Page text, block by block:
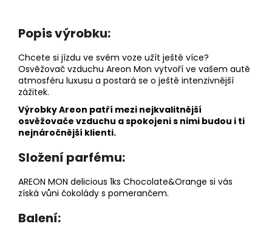
Popis výrobku:
Chcete si jízdu ve svém voze užít ještě více?
Osvěžovač vzduchu Areon Mon vytvoří ve vašem autě
atmosféru luxusu a postará se o ještě intenzivnější
zážitek.
Výrobky Areon patří mezi nejkvalitnější
osvěžovače vzduchu a spokojeni s nimi budou i ti
nejnáročnější klienti.
Složení parfému:
AREON MON delicious 1ks Chocolate&Orange si vás
získá vůni čokolády s pomerančem.
Balení:
LÁHEV
PITÍ
SKLENĚNÁ
V
OCHRANNÉM
1000ML
219
Kč